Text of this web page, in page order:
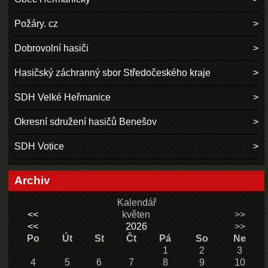
Požáry. cz
Dobrovolní hasiči
Hasičský záchranný sbor Středočeského kraje
SDH Velké Heřmanice
Okresní sdružení hasičů Benešov
SDH Votice
Archiv
Kalendář
<<
květen
>>
<<
2026
>>
Po
Út St Čt Pá So
Ne
1
2
3
4
5 6 7 8 9
10